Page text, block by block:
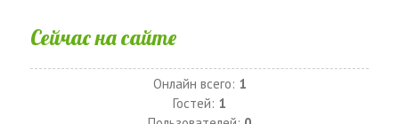
Сейчас на сайте
Онлайн всего: 1
Гостей: 1